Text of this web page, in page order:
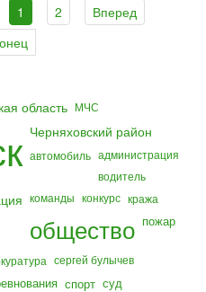
1 2
Вперед
область МЧС
Черняховский район
автомобиль администрация
водитель
команды конкурс кража
общество пожар
сергей булычев
спорт суд